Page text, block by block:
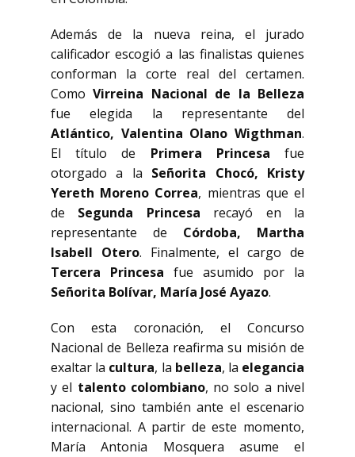
Además de la nueva reina, el jurado
calificador escogió a las finalistas quienes
conforman la corte real del certamen.
ComoVirreina Nacional de la Belleza
fue elegida la representante del
Atlántico, Valentina Olano Wigthman.
El título de Primera Princesa fue
otorgado a la Señorita Chocó, Kristy
Yereth Moreno Correa, mientras que el
de Segunda Princesa recayó en la
representante de Córdoba, Martha
Isabell Otero. Finalmente, el cargo de
Tercera Princesa fue asumido por la
Señorita Bolívar, María José Ayazo.
Con esta coronación, el Concurso
Nacional de Belleza reafirma su misión de
exaltar la cultura, la belleza, la elegancia
y el talento colombiano, no solo a nivel
nacional, sino también ante el escenario
internacional. A partir de este momento,
María Antonia Mosquera asume el